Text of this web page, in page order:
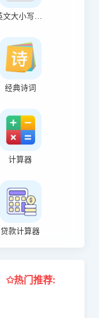
英文大小写转换
经典诗词
计算器
贷款计算器
✩热门推荐: